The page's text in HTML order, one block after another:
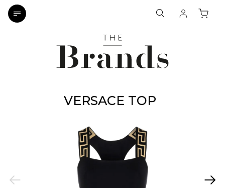
VERSACE TOP
Previous Next